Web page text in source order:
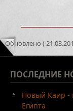
Обновлено (
ПОСЛЕДНИЕ
Новый Каир -
Египта